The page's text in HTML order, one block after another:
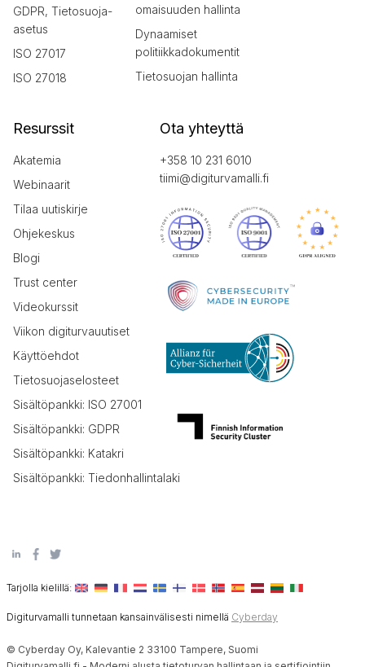
GDPR, Tietosuoja-
asetus
ISO 27017
ISO 27018
omaisuuden hallinta
Dynaamiset
politiikkadokumentit
Tietosuojan hallinta
Resurssit
Akatemia
Webinaarit
Tilaa uutiskirje
Ohjekeskus
Blogi
Trust center
Videokurssit
Viikon digiturvauutiset
Käyttöehdot
Tietosuojaselosteet
Sisältöpankki: ISO 27001
Sisältöpankki: GDPR
Sisältöpankki: Katakri
Sisältöpankki: Tiedonhallintalaki
Ota yhteyttä
+358 10 231 6010
tiimi@digiturvamalli.fi
Tarjolla kielillä:
Digiturvamalli tunnetaan kansainvälisesti nimellä Cyberday
© Cyberday Oy, Kalevantie 2 33100 Tampere, Suomi